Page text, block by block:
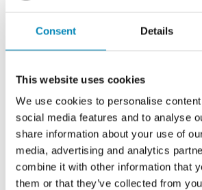
Consent Details
This website uses cookies
We use cookies to personalise
social media features and to analyse
share information about your use of
media, advertising and analytics
combine it with other information that
them or that they’ve collected from
Er du på udkig efter et komplet nyt
professionel rådgivning til alle processer og
projekt, så kontakt os endelig!
Læs mere:Guide til indbygget ovn
Har du husket?